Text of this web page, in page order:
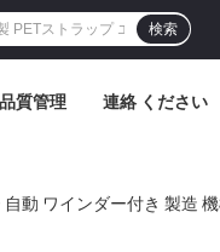
検索
品質管理 連絡 ください
動 ワインダー付き 製造